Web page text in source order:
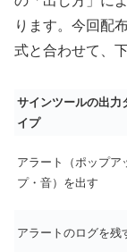
ります。今回配
式と合わせて、
サインツールの出力
イプ
アラート（ポップア
プ・音）を出す
アラートのログを残